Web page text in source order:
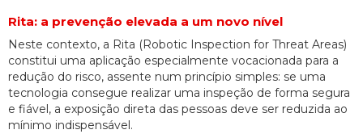
Rita: a prevenção elevada a um novo nível
Neste contexto, a Rita (Robotic Inspection for Threat Areas)
constitui uma aplicação especialmente vocacionada para a
redução do risco, assente num princípio simples: se uma
tecnologia consegue realizar uma inspeção de forma segura
e fiável, a exposição direta das pessoas deve ser reduzida ao
mínimo indispensável.